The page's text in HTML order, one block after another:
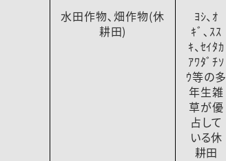
水田作物､畑作物(休
耕田)
ﾖｼ、ｵ
ｷﾞ､ｽｽ
ｷ、ｾｲﾀｶ
ｱﾜﾀﾞﾁｿ
ｳ等の多
年生雑
草が優
占して
いる休
耕田